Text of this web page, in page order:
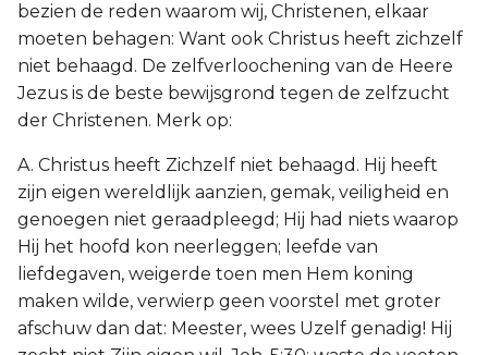
bezien de reden waarom wij, Christenen, elkaar
moeten behagen: Want ook Christus heeft zichzelf
niet behaagd. De zelfverloochening van de Heere
Jezus is de beste bewijsgrond tegen de zelfzucht
der Christenen. Merk op:
A. Christus heeft Zichzelf niet behaagd. Hij heeft
zijn eigen wereldlijk aanzien, gemak, veiligheid en
genoegen niet geraadpleegd; Hij had niets waarop
Hij het hoofd kon neerleggen; leefde van
liefdegaven, weigerde toen men Hem koning
maken wilde, verwierp geen voorstel met groter
afschuw dan dat: Meester, wees Uzelf genadig! Hij